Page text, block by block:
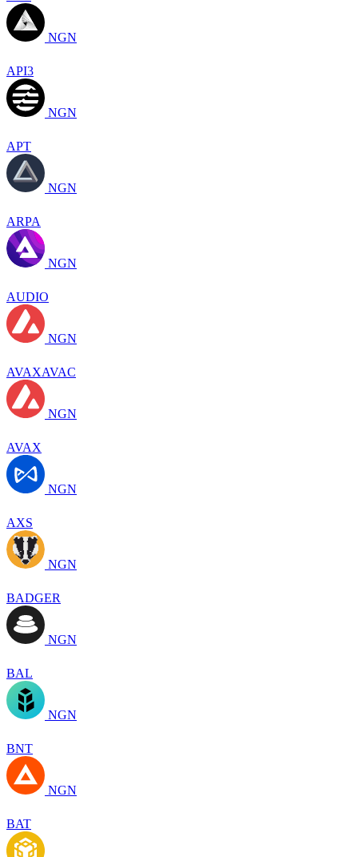
NGN
API3
NGN
APT
NGN
ARPA
NGN
AUDIO
NGN
AVAXAVAC
NGN
AVAX
NGN
AXS
NGN
BADGER
NGN
BAL
NGN
BNT
NGN
BAT